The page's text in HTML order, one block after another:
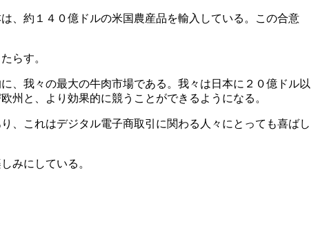
、約１４０億ドルの米国農産品を輸入している。この合意
らす。
、我々の最大の牛肉市場である。我々は日本に２０億ドル以
州と、より効果的に競うことができるようになる。
、これはデジタル電子商取引に関わる人々にとっても喜ばし
みにしている。